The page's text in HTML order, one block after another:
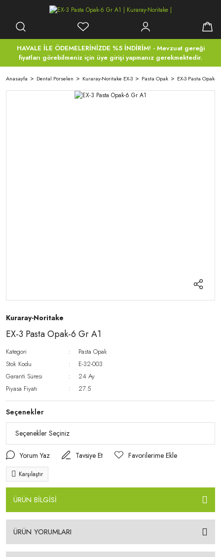
HAVALE İLE ÖDEMELERİNİZDE %5 İNDİRİM! - Mevzuat gereği
fiyatları görebilmeniz için üye girişi yapmanız gerekmektedir.
Anasayfa Dental Porselen Kuraray-Noritake EX-3 Pasta Opak EX-3 Pasta Opak-6
Kuraray-Noritake
EX-3 Pasta Opak-6 Gr A1
Kategori
Pasta Opak
Stok Kodu
E-32-003
Garanti Süresi
24 Ay
Piyasa Fiyatı
27.5
Seçenekler
Yorum Yaz Tavsiye Et
Karşılaştır
ÜRÜN BİLGİSİ
ÜRÜN YORUMLARI